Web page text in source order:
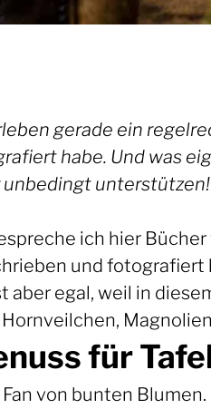
gerade ein
habe. Und was
ich hier
und fotografiert
aber egal, weil in
Hornveilchen,
für
von bunten